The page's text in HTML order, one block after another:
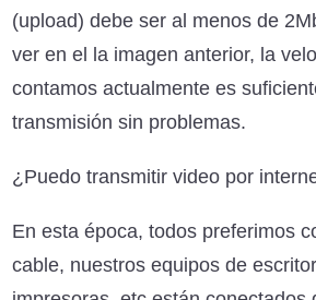
(upload) debe ser al menos de
ver en el la imagen anterior, la
contamos actualmente es
transmisión sin problemas.
¿Puedo transmitir video por
En esta época, todos preferimos
cable, nuestros equipos de